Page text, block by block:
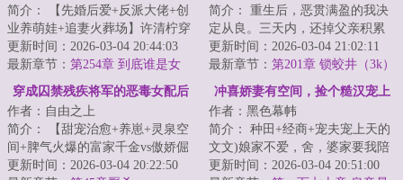
简介： 【先婚后爱+反派大佬+创
业养萌娃+追妻火葬场】许清柠穿
成了年代文里未婚先孕的炮灰女
配...
更新时间：2026-03-04 20:44:03
最新章节： 第254章 到底谁是女
主？
简介： 重生后，恶贯满盈的我决
定从良。三天内，还掉父亲积累
的赌债，拜入天下第一大宗门，
找到前...
更新时间：2026-03-04 21:02:11
最新章节： 第201章 锁蛟井（3k）
穿成囚禁残疾将军的恶毒女配后
作者：自由之上
简介： 【甜宠治愈+养崽+灵泉空
间+脾气火爆的富家千金vs傲娇倔
强的少年将军】
更新时间：2026-03-04 20:22:50
冲喜娇妻有空间，捡个糙汉宠上
作者：黑色幕帏
简介： 种田+经商+宠夫宠上天的
文文)娘家不爱，舍，婆家要我陪
葬，弃，只有身边那个围着她不
更新时间：2026-03-04 20:51:00